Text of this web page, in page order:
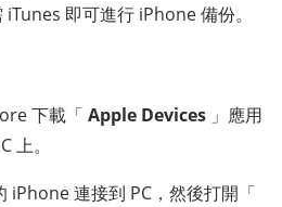
即可進行 iPhone 備份。
下載「 Apple Devices 」應用
上。
iPhone 連接到 PC，然後打開「